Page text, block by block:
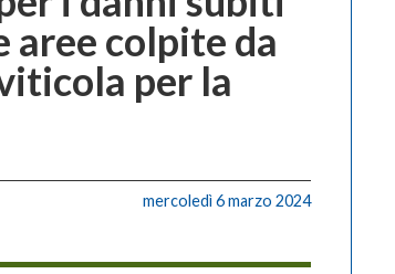
aree colpite da
per la
mercoledì 6 marzo 2024